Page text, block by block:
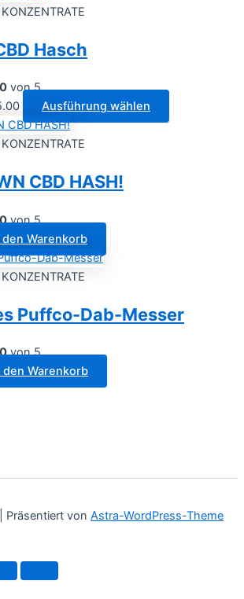
Hasch
0 von 5
Preisspanne:
€39.00
bis
Ausführung wählen
Produkt
Produktseite
CBD HASH!
0von 5
den Warenkorb
Puffco-Dab-Messer
0von 5
den Warenkorb
von Astra-WordPress-Theme